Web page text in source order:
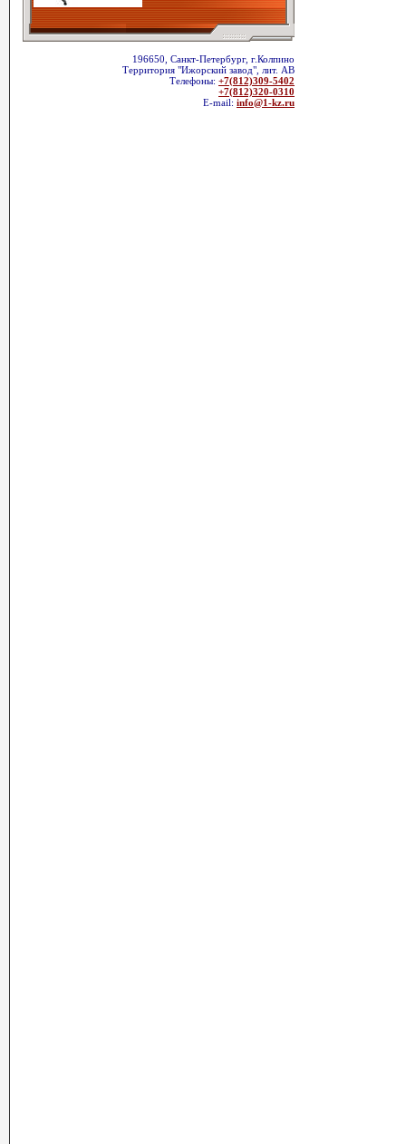
196650, Санкт-Петербург, г.Колпино
Территория "Ижорский завод", лит. АВ
Телефоны: +7(812)309-5402
+7(812)320-0310
E-mail: info@1-kz.ru